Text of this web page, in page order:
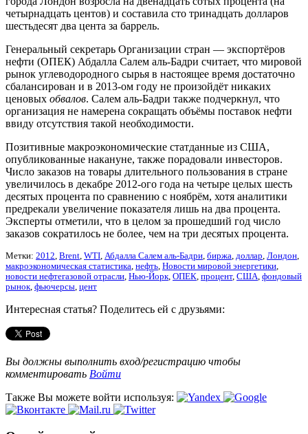
четырнадцать центов) и составила сто тринадцать долларов
шестьдесят два цента за баррель.
Генеральный секретарь Организации стран — экспортёров
нефти (ОПЕК) Абдалла Салем аль-Бадри считает, что мировой
рынок углеводородного сырья в настоящее время достаточно
сбалансирован и в 2013-ом году не произойдёт никаких
ценовых обвалов. Салем аль-Бадри также подчеркнул, что
организация не намерена сокращать объёмы поставок нефти
ввиду отсутствия такой необходимости.
Позитивные макроэкономические статданные из США,
опубликованные накануне, также порадовали инвесторов.
Число заказов на товары длительного пользования в стране
увеличилось в декабре 2012-ого года на четыре целых шесть
десятых процента по сравнению с ноябрём, хотя аналитики
предрекали увеличение показателя лишь на два процента.
Эксперты отметили, что в целом за прошедший год число
заказов сократилось не более, чем на три десятых процента.
Метки: 2012, Brent, WTI, Абдалла Салем аль-Бадри, биржа, доллар, Лондон,
макроэкономическая статистика, нефть, Новости мировой энергетики,
новости нефтегазовой отрасли, Нью-Йорк, ОПЕК, процент, США, фондовый
рынок, фьючерсы, цент
Интересная статья? Поделитесь ей с друзьями:
Вы должны выполнить вход/регистрацию чтобы
комментировать Войти
Также Вы можете войти используя: